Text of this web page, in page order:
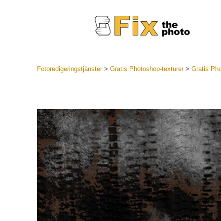
Best
Mobila
Fotoredigeringstjänster> Gratis Photoshop-texturer> Gratis